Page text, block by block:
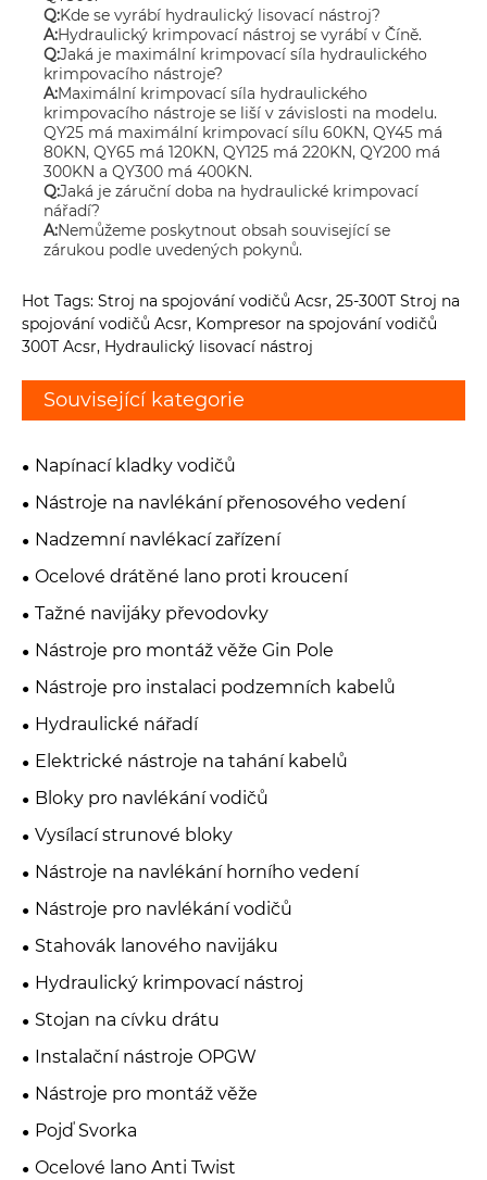
Q:Kde se vyrábí hydraulický lisovací nástroj?
A:Hydraulický krimpovací nástroj se vyrábí v Číně.
Q:Jaká je maximální krimpovací síla hydraulického
krimpovacího nástroje?
A:Maximální krimpovací síla hydraulického
krimpovacího nástroje se liší v závislosti na modelu.
QY25 má maximální krimpovací sílu 60KN, QY45 má
80KN, QY65 má 120KN, QY125 má 220KN, QY200 má
300KN a QY300 má 400KN.
Q:Jaká je záruční doba na hydraulické krimpovací
nářadí?
A:Nemůžeme poskytnout obsah související se
zárukou podle uvedených pokynů.
Hot Tags: Stroj na spojování vodičů Acsr, 25-300T Stroj na
spojování vodičů Acsr, Kompresor na spojování vodičů
300T Acsr, Hydraulický lisovací nástroj
Související kategorie
Napínací kladky vodičů
Nástroje na navlékání přenosového vedení
Nadzemní navlékací zařízení
Ocelové drátěné lano proti kroucení
Tažné navijáky převodovky
Nástroje pro montáž věže Gin Pole
Nástroje pro instalaci podzemních kabelů
Hydraulické nářadí
Elektrické nástroje na tahání kabelů
Bloky pro navlékání vodičů
Vysílací strunové bloky
Nástroje na navlékání horního vedení
Nástroje pro navlékání vodičů
Stahovák lanového navijáku
Hydraulický krimpovací nástroj
Stojan na cívku drátu
Instalační nástroje OPGW
Nástroje pro montáž věže
Pojď Svorka
Ocelové lano Anti Twist